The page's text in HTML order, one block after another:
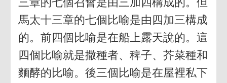
馬太十三章的七個比喻是由四加三構成
的。前四個比喻是在船上露天說的。這
四個比喻就是撒種者、稗子、芥菜種和
麵酵的比喻。後三個比喻是在屋裡私下